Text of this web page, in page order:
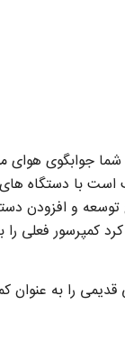
جوابگوی هوای
است با دستگاه
و افزودن
کمپرسور فعلی را
را به عنوان